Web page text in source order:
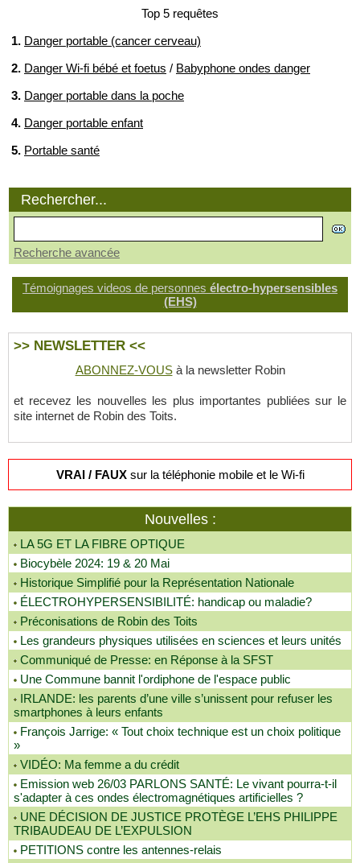
Top 5 requêtes
1. Danger portable (cancer cerveau)
2. Danger Wi-fi bébé et foetus / Babyphone ondes danger
3. Danger portable dans la poche
4. Danger portable enfant
5. Portable santé
Rechercher...
Recherche avancée
Témoignages videos de personnes électro-hypersensibles
(EHS)
>> NEWSLETTER <<
ABONNEZ-VOUSà la newsletter Robin
et recevez les nouvelles les plus importantes publiées sur le
site internet de Robin des Toits.
VRAI / FAUXsur la téléphonie mobile et le Wi-fi
Nouvelles :
LA 5G ET LA FIBRE OPTIQUE
Biocybèle 2024: 19 & 20 Mai
Historique Simplifié pour la Représentation Nationale
ÉLECTROHYPERSENSIBILITÉ: handicap ou maladie?
Préconisations de Robin des Toits
Les grandeurs physiques utilisées en sciences et leurs unités
Communiqué de Presse: en Réponse à la SFST
Une Commune bannit l'ordiphone de l'espace public
IRLANDE: les parents d’une ville s’unissent pour refuser les
smartphones à leurs enfants
François Jarrige: « Tout choix technique est un choix politique
»
VIDÉO: Ma femme a du crédit
Emission web 26/03 PARLONS SANTÉ: Le vivant pourra-t-il
s'adapter à ces ondes électromagnétiques artificielles ?
UNE DÉCISION DE JUSTICE PROTÈGE L’EHS PHILIPPE
TRIBAUDEAU DE L’EXPULSION
PETITIONS contre les antennes-relais